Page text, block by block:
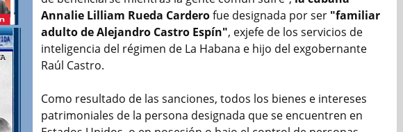
Annalie Lilliam Rueda Carderofue designada por ser "familiar
adulto de Alejandro Castro Espín", exjefe de los servicios de
inteligencia del régimen de La Habana e hijo del exgobernante
Raúl Castro.
Como resultado de las sanciones, todos los bienes e intereses
patrimoniales de la persona designada que se encuentren en